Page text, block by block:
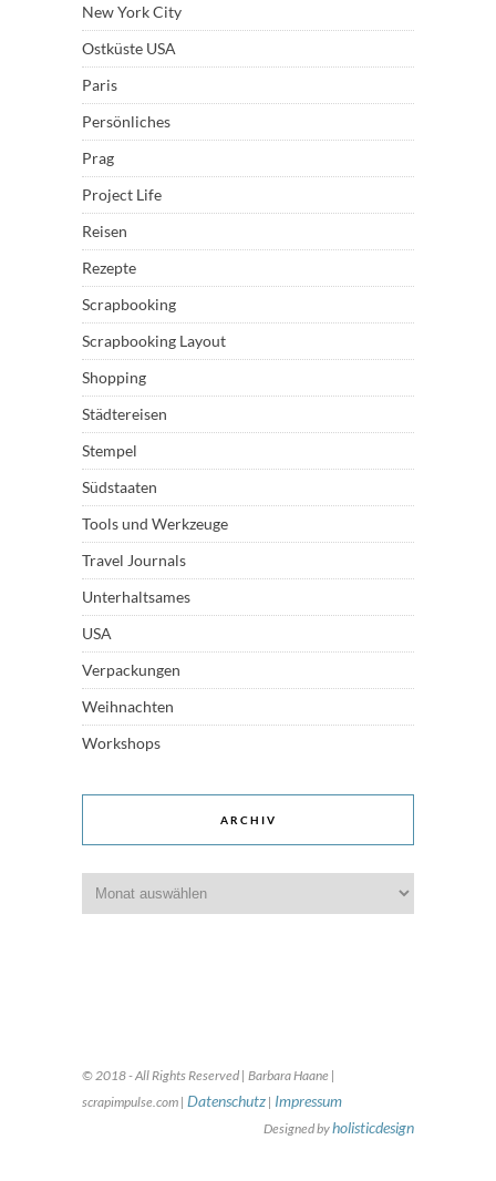
New York City
Ostküste USA
Paris
Persönliches
Prag
Project Life
Reisen
Rezepte
Scrapbooking
Scrapbooking Layout
Shopping
Städtereisen
Stempel
Südstaaten
Tools und Werkzeuge
Travel Journals
Unterhaltsames
USA
Verpackungen
Weihnachten
Workshops
ARCHIV
© 2018 - All Rights Reserved | Barbara Haane |
scrapimpulse.com | Datenschutz | Impressum
Designed byholisticdesign